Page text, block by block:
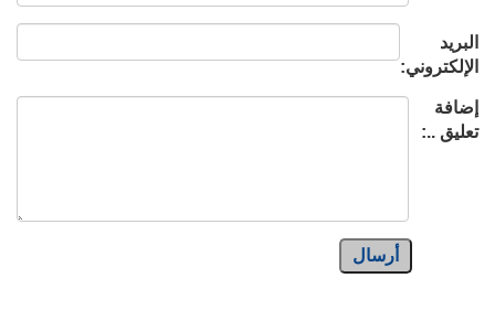
البريد
الإلكتروني:
إضافة
تعليق ..:
أرسال